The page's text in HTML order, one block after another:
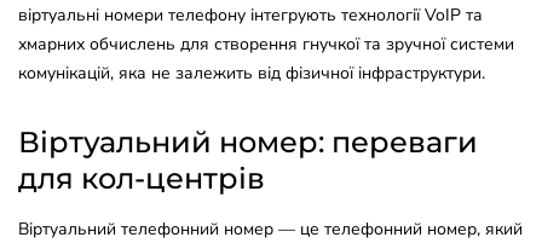
віртуальні номери телефону інтегрують технології VoIP та
хмарних обчислень для створення гнучкої та зручної системи
комунікацій, яка не залежить від фізичної інфраструктури.
Віртуальний номер: переваги
для кол-центрів
Віртуальний телефонний номер — це телефонний номер, який